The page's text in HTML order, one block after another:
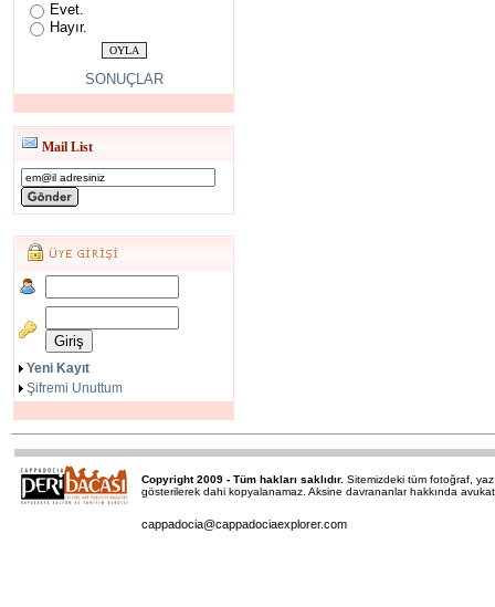
Evet.
Hayır.
SONUÇLAR
Mail List
Yeni Kayıt
Şifremi Unuttum
Copyright 2009 - Tüm hakları saklıdır. Sitemizdeki tüm fotoğraf,
gösterilerek dahi kopyalanamaz. Aksine davrananlar hakkında
cappadocia@cappadociaexplorer.com